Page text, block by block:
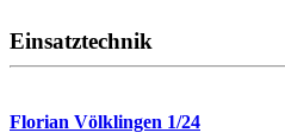
Einsatztechnik
Florian Völklingen 1/24